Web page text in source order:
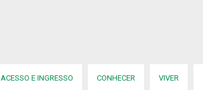
ACESSO E INGRESSO CONHECER VIVER